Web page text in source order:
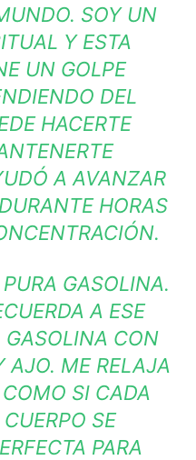
SOY UN
Y ESTA
UN GOLPE
DEL
HACERTE
A AVANZAR
HORAS
GASOLINA.
A ESE
GASOLINA CON
AJO. ME RELAJA
SI CADA
SE
PARA